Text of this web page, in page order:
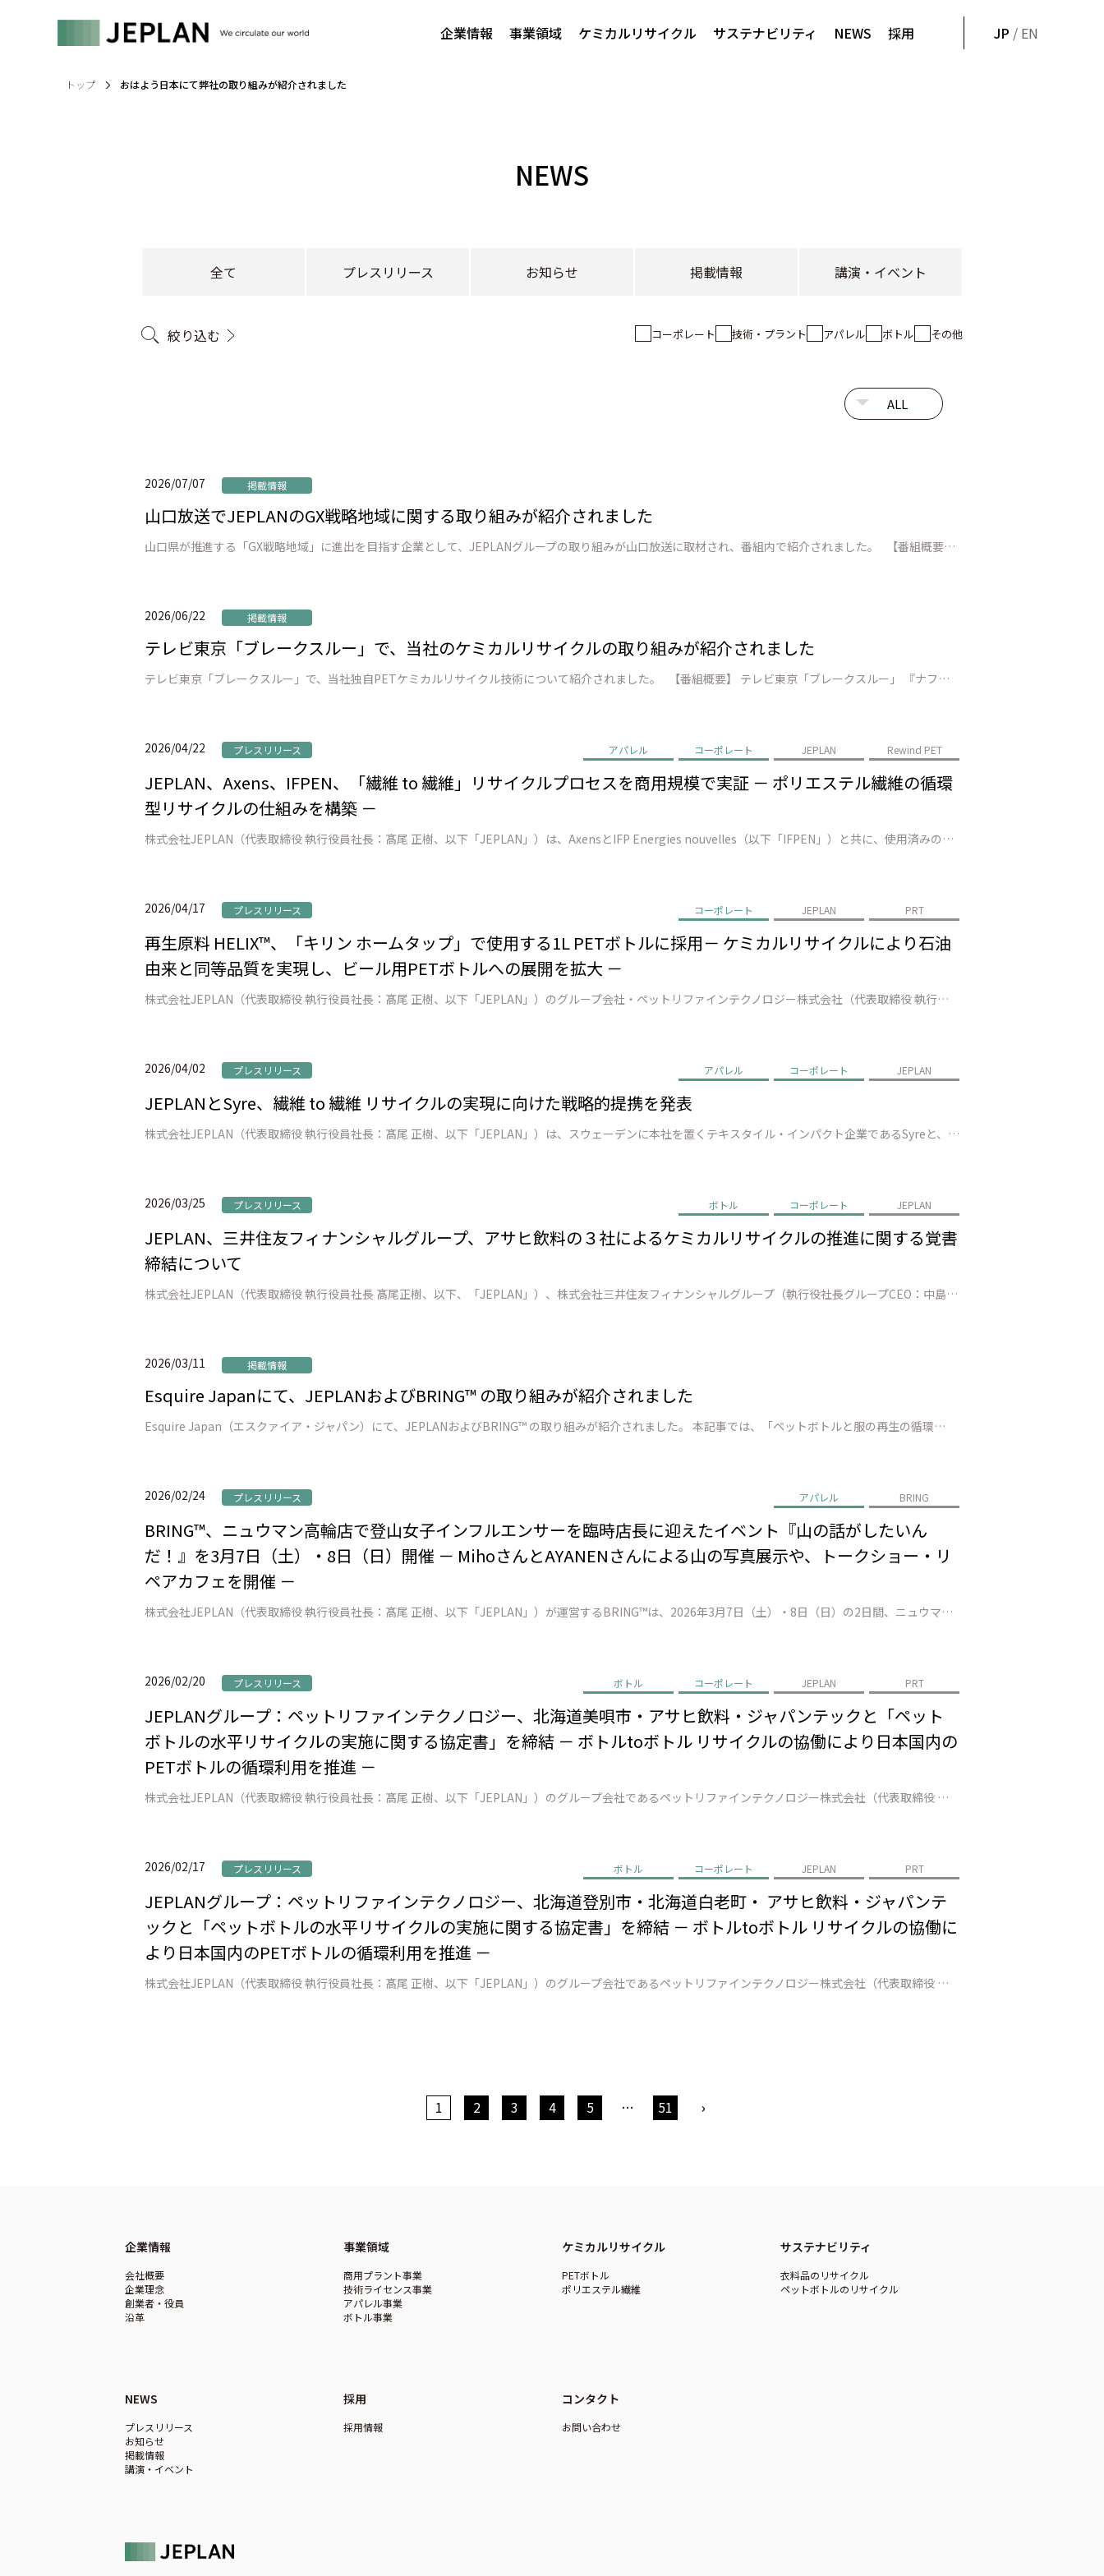
企業情報 事業領域 ケミカルリサイクル サステナビリティ NEWS 採用 JP / EN
トップ おはよう日本にて弊社の取り組みが紹介されました
NEWS
全て プレスリリース お知らせ 掲載情報 講演・イベント
絞り込む コーポレート 技術・プラント アパレル ボトル その他
2026/07/07 掲載情報
山口放送でJEPLANのGX戦略地域に関する取り組みが紹介されました
山口県が推進する「GX戦略地域」に進出を目指す企業として、JEPLANグループの取り組みが山口放送に取材され、番組内で紹介されました。 【番組概要】 番組情報：山口放送「kry news every.」（山口県ローカルニュース） 放送日時：2026年7月2日（木）18:15～ 特集テーマ：【GX戦略地域】…
2026/06/22 掲載情報
テレビ東京「ブレークスルー」で、当社のケミカルリサイクルの取り組みが紹介されました
テレビ東京「ブレークスルー」で、当社独自PETケミカルリサイクル技術について紹介されました。 【番組概要】 テレビ東京「ブレークスルー」 『ナフサ不足に挑むリサイクル技術 プラごみを何度でもリサイクル』 https://www.tv-tokyo.co.jp/broad_tvtokyo/program/de…
2026/04/22 プレスリリース アパレル コーポレート JEPLAN Rewind PET
JEPLAN、Axens、IFPEN、「繊維 to 繊維」リサイクルプロセスを商用規模で実証 － ポリエステル繊維の循環
型リサイクルの仕組みを構築 －
株式会社JEPLAN（代表取締役 執行役員社長：髙尾 正樹、以下「JEPLAN」）は、AxensとIFP Energies nouvelles（以下「IFPEN」）と共に、使用済みの繊維廃棄物数十トンを準商用設備（福岡県北九州市）でリサイクルし、100%廃棄ポリエステルから再生された モノマー*1の製造に成功しました。…
2026/04/17 プレスリリース コーポレート JEPLAN PRT
再生原料 HELIX™、「キリン ホームタップ」で使用する1L PETボトルに採用－ ケミカルリサイクルにより石油
由来と同等品質を実現し、ビール用PETボトルへの展開を拡大 －
株式会社JEPLAN（代表取締役 執行役員社長：髙尾 正樹、以下「JEPLAN」）のグループ会社・ペットリファインテクノロジー株式会社（代表取締役 執行役員社長：伊賀 大悟、以下「ペットリファインテクノロジー」）が製造・販売する再生原料「HELIX™」は、キリンビール株式会社（代表取締役社長：堀口 英樹、以下「キリンビ…
2026/04/02 プレスリリース アパレル コーポレート JEPLAN
JEPLANとSyre、繊維 to 繊維 リサイクルの実現に向けた戦略的提携を発表
株式会社JEPLAN（代表取締役 執行役員社長：髙尾 正樹、以下「JEPLAN」）は、スウェーデンに本社を置くテキスタイル・インパクト企業であるSyreと、繊維to繊維リサイクルの実現に向けた戦略的提携を締結（以下、「本提携」）したことを発表します。 本提携を通じて、Syreが有するグローバルな事業構想力・技術統合力と…
2026/03/25 プレスリリース ボトル コーポレート JEPLAN
JEPLAN、三井住友フィナンシャルグループ、アサヒ飲料の３社によるケミカルリサイクルの推進に関する覚書
締結について
株式会社JEPLAN（代表取締役 執行役員社長 髙尾正樹、以下、「JEPLAN」）、株式会社三井住友フィナンシャルグループ（執行役社長グループCEO：中島 達、以下、グループを総称し「SMBCグループ」）、アサヒ飲料株式会社（代表取締役社長:近藤 佳代子、以下「アサヒ飲料」）は、ケミカルリサイクル事業の拡大に向けた協力…
2026/03/11 掲載情報
Esquire Japanにて、JEPLANおよびBRING™ の取り組みが紹介されました
Esquire Japan（エスクァイア・ジャパン）にて、JEPLANおよびBRING™ の取り組みが紹介されました。 本記事では、「ペットボトルと服の再生の循環——What Are We Re-Fashioning?」をテーマに、JEPLAN／BRINGの取り組みを取材いただきました。 PETケミカルリサイクル工場で…
2026/02/24 プレスリリース アパレル BRING
BRING™、ニュウマン高輪店で登山女子インフルエンサーを臨時店長に迎えたイベント『山の話がしたいん
だ！』を3月7日（土）・8日（日）開催 － MihoさんとAYANENさんによる山の写真展示や、トークショー・リ
ペアカフェを開催 －
株式会社JEPLAN（代表取締役 執行役員社長：髙尾 正樹、以下「JEPLAN」）が運営するBRING™は、2026年3月7日（土）・8日（日）の2日間、ニュウマン高輪店にて、”登山女子”として活躍する人気インフルエンサーのMihoさんとAYANENさんを臨時店長に迎え、トークショーやリペアカフェを通じて、山の魅力や楽…
2026/02/20 プレスリリース ボトル コーポレート JEPLAN PRT
JEPLANグループ：ペットリファインテクノロジー、北海道美唄市・アサヒ飲料・ジャパンテックと「ペット
ボトルの水平リサイクルの実施に関する協定書」を締結 － ボトルtoボトル リサイクルの協働により日本国内の
PETボトルの循環利用を推進 －
株式会社JEPLAN（代表取締役 執行役員社長：髙尾 正樹、以下「JEPLAN」）のグループ会社であるペットリファインテクノロジー株式会社（代表取締役 執行役員社長：伊賀 大悟、以下「ペットリファインテクノロジー」）は、美唄市（市長：桜井 恒）、アサヒ飲料株式会社（代表取締役社長：米女 太一、以下「アサヒ飲料」）、ジャ…
2026/02/17 プレスリリース ボトル コーポレート JEPLAN PRT
JEPLANグループ：ペットリファインテクノロジー、北海道登別市・北海道白老町・ アサヒ飲料・ジャパンテ
ックと「ペットボトルの水平リサイクルの実施に関する協定書」を締結 － ボトルtoボトル リサイクルの協働に
より日本国内のPETボトルの循環利用を推進 －
株式会社JEPLAN（代表取締役 執行役員社長：髙尾 正樹、以下「JEPLAN」）のグループ会社であるペットリファインテクノロジー株式会社（代表取締役 執行役員社長：伊賀 大悟、以下「ペットリファインテクノロジー」）は、登別市（市長：小笠原 春一）、白老町（町長：大塩 英男）、アサヒ飲料株式会社（代表取締役社長：米女 …
1 2 3 4 5 … 51 ›
企業情報
会社概要
企業理念
創業者・役員
沿革
事業領域
商用プラント事業
技術ライセンス事業
アパレル事業
ボトル事業
ケミカルリサイクル
PETボトル
ポリエステル繊維
サステナビリティ
衣料品のリサイクル
ペットボトルのリサイクル
NEWS
プレスリリース
お知らせ
掲載情報
講演・イベント
採用
採用情報
コンタクト
お問い合わせ